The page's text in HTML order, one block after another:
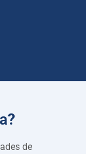
?
de